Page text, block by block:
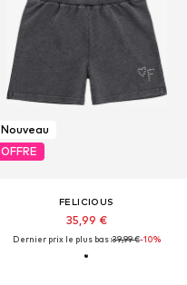
Nouveau
OFFRE
FELICIOUS
35,99 €
Dernier prix le plus bas :39,99 €-10%